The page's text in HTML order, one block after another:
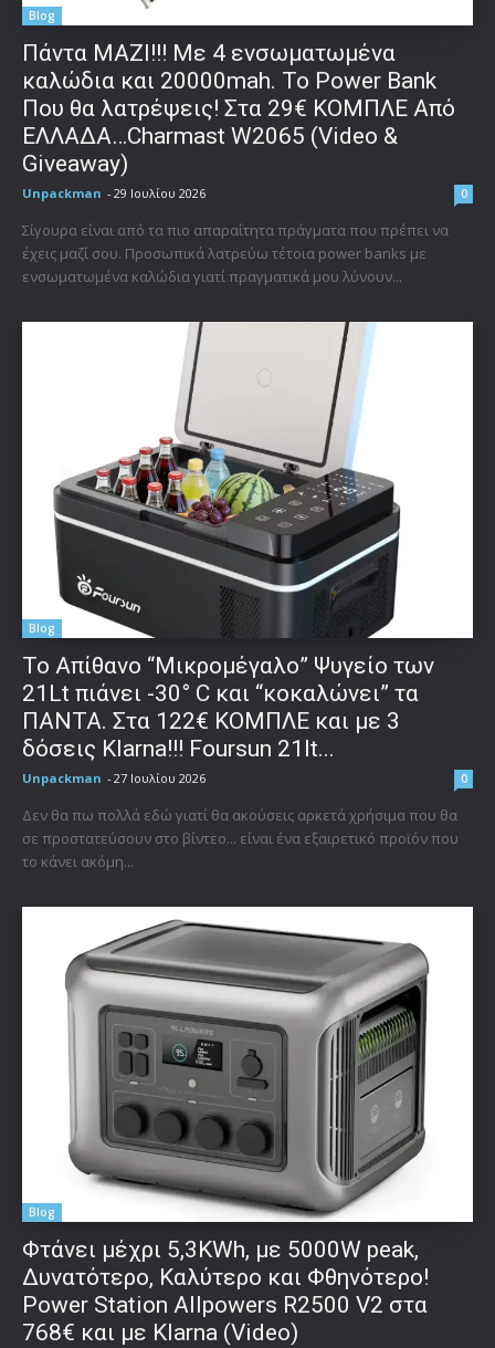
Blog
Πάντα ΜΑΖΙ!!! Με 4 ενσωματωμένα
καλώδια και 20000mah. Το Power Bank
Που θα λατρέψεις! Στα 29€ ΚΟΜΠΛΕ Από
ΕΛΛΑΔΑ…Charmast W2065 (Video &
Giveaway)
Unpackman - 29 Ιουλίου 2026 0
Σίγουρα είναι από τα πιο απαραίτητα πράγματα που πρέπει να
έχεις μαζί σου. Προσωπικά λατρεύω τέτοια power banks με
ενσωματωμένα καλώδια γιατί πραγματικά μου λύνουν...
Blog
Το Απίθανο “Μικρομέγαλο” Ψυγείο των
21Lt πιάνει -30° C και “κοκαλώνει” τα
ΠΑΝΤΑ. Στα 122€ ΚΟΜΠΛΕ και με 3
δόσεις Klarna!!! Foursun 21lt...
Unpackman - 27 Ιουλίου 2026 0
Δεν θα πω πολλά εδώ γιατί θα ακούσεις αρκετά χρήσιμα που θα
σε προστατεύσουν στο βίντεο... είναι ένα εξαιρετικό προϊόν που
το κάνει ακόμη...
Blog
Φτάνει μέχρι 5,3KWh, με 5000W peak,
Δυνατότερο, Καλύτερο και Φθηνότερο!
Power Station Allpowers R2500 V2 στα
768€ και με Klarna (Video)